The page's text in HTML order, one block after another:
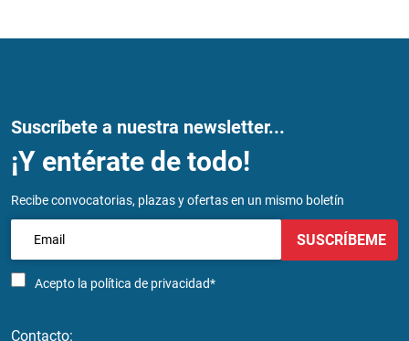
Suscríbete a nuestra newsletter...
¡Y entérate de todo!
Recibe convocatorias, plazas y ofertas en un mismo boletín
Acepto la política de privacidad*
SUSCRÍBEME
Contacto: